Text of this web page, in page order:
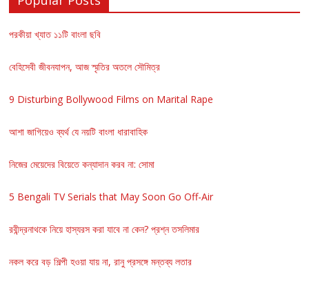
পরকীয়া খ্যাত ১১টি বাংলা ছবি
বেহিসেবী জীবনযাপন, আজ স্মৃতির অতলে সৌমিত্র
9 Disturbing Bollywood Films on Marital Rape
আশা জাগিয়েও ব্যর্থ যে নয়টি বাংলা ধারাবাহিক
নিজের মেয়েদের বিয়েতে কন্যাদান করব না: সোমা
5 Bengali TV Serials that May Soon Go Off-Air
রবীন্দ্রনাথকে নিয়ে হাস্যরস করা যাবে না কেন? প্রশ্ন তসলিমার
নকল করে বড় শিল্পী হওয়া যায় না, রানু প্রসঙ্গে মন্তব্য লতার